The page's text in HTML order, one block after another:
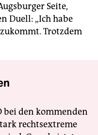
Seite,
Duell: „Ich habe
Trotzdem
bei den kommenden
rechtsextreme